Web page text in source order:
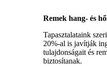
Remek hang- és
Tapasztalataink
20%-al is javítják
tulajdonságait és
biztosítanak.